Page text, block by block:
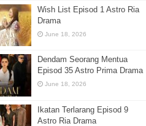
Wish List Episod 1 Astro Ria
Drama
June 18, 2026
Dendam Seorang Mentua
Episod 35 Astro Prima Drama
June 18, 2026
Ikatan Terlarang Episod 9
Astro Ria Drama